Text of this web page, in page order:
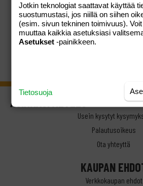
KAUPAN
Verkkokaupan ehdot
ASIAKASPALVELU
Usein kysytyt
Palautusoikeus
Ota yhteyttä
Jotkin teknologiat saattavat käyttää
suostumustasi, jos niillä on siihen
(esim. sivun tekninen toimivuus).
muuttaa kaikkia asetuksiasi
Asetukset -painikkeen.
Tietosuoja